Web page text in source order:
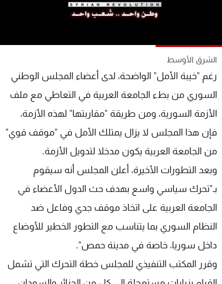
الشرق الأوسط
رغم "خيبة الأمل" الواضحة، لدى أعضاء المجلس الوطني
السوري من بطء الجامعة العربية في التعاطي مع ملف
الأزمة السورية، ومن طريقة "مقاربتها" لهذه الأزمة،
فإن هذا المجلس لا يزال يمتلك الأمل في "موقف قوي"
من الجامعة العربية يكون مدخلا لتدويل الأزمة.
وبعد التطورات الأخيرة، أعلن المجلس أنه سيقوم
بـ"تحرك سياسي واسع بهدف حث الدول الأعضاء في
الجامعة العربية على اتخاذ موقف جدي وفاعل ضد
النظام السوري بما يتناسب مع التطور الخطير للأوضاع
داخل سوريا، خاصة في مدينة حمص".
وقرر المكتب التنفيذي للمجلس خطة التحرك التي تشمل
الترددات
عن MTV
الإنـتـاج
لاعلاناتكم
وظائف
تواصل معنا
شروط الإسـتخدام
سياسة الخصوصية